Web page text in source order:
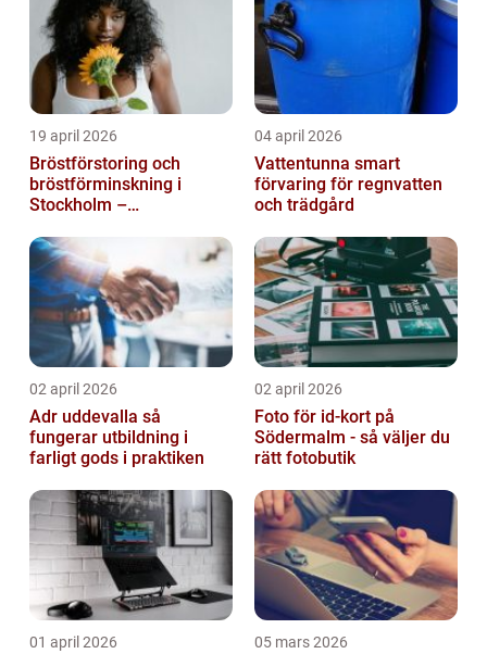
19 april 2026
Bröstförstoring och
bröstförminskning i
Stockholm –
04 april 2026
Vattentunna smart
förvaring för regnvatten
och trädgård
02 april 2026
Adr uddevalla så
fungerar utbildning i
farligt gods i praktiken
02 april 2026
Foto för id-kort på
Södermalm - så väljer du
rätt fotobutik
01 april 2026 05 mars 2026